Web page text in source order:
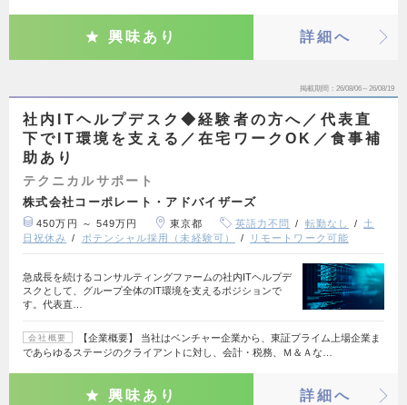
興味あり 詳細へ
掲載期間 26/08/06～26/08/19
社内ITヘルプデスク◆経験者の方へ／代表直
下でIT環境を支える／在宅ワークOK／食事補
助あり
テクニカルサポート
株式会社コーポレート・アドバイザーズ
450万円 ～ 549万円 東京都 英語力不問 転勤なし
土
日祝休み
ポテンシャル採用（未経験可） リモートワーク可能
急成長を続けるコンサルティングファームの社内ITヘルプデ
スクとして、グループ全体のIT環境を支えるポジションで
す。代表直…
会社概要
【企業概要】 当社はベンチャー企業から、東証プライム上場企業ま
であらゆるステージのクライアントに対し、会計・税務、Ｍ＆Ａな…
興味あり 詳細へ